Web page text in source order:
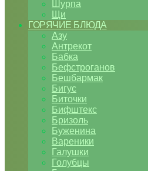
Шурпа
Щи
ГОРЯЧИЕ БЛЮДА
Азу
Антрекот
Бабка
Бефстроганов
Бешбармак
Бигус
Биточки
Бифштекс
Бризоль
Буженина
Вареники
Галушки
Голубцы